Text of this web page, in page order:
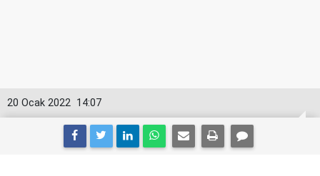
14:07
20 Ocak 2022